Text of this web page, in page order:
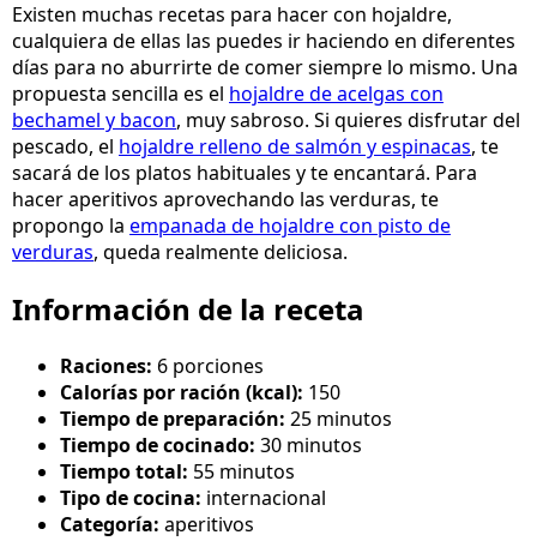
Existen muchas recetas para hacer con hojaldre,
cualquiera de ellas las puedes ir haciendo en diferentes
días para no aburrirte de comer siempre lo mismo. Una
propuesta sencilla es el hojaldre de acelgas con
bechamel y bacon, muy sabroso. Si quieres disfrutar del
pescado, el hojaldre relleno de salmón y espinacas, te
sacará de los platos habituales y te encantará. Para
hacer aperitivos aprovechando las verduras, te
propongo la empanada de hojaldre con pisto de
verduras, queda realmente deliciosa.
Información de la receta
Raciones: 6 porciones
Calorías por ración (kcal): 150
Tiempo de preparación: 25 minutos
Tiempo de cocinado: 30 minutos
Tiempo total: 55 minutos
Tipo de cocina: internacional
Categoría: aperitivos